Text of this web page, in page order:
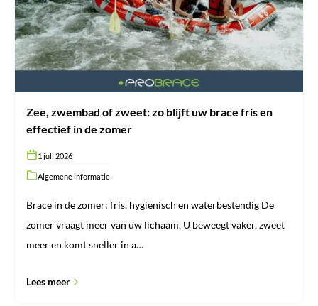
blijft
uw
brace
fris
en
effectief
in
zomer
Zee, zwembad of zweet: zo blijft uw brace fris en
effectief in de zomer
1 juli 2026
Algemene informatie
Brace in de zomer: fris, hygiënisch en waterbestendig De
zomer vraagt meer van uw lichaam. U beweegt vaker, zweet
meer en komt sneller in a…
Lees meer